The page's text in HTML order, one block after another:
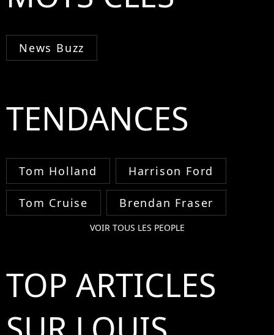
News Buzz
TENDANCES
Tom Holland Harrison Ford
Tom Cruise Brendan Fraser
VOIR TOUS LES PEOPLE
TOP ARTICLES